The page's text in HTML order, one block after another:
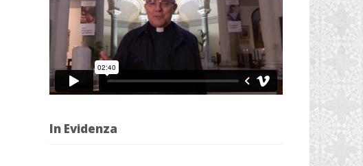
In Evidenza